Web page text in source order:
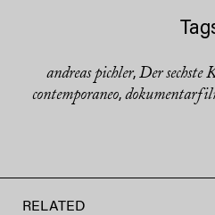
andreas pichler, Der sechste
contemporaneo,
RELATED